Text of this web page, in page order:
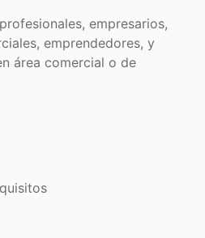
empresarios,
emprendedores, y
área comercial o de